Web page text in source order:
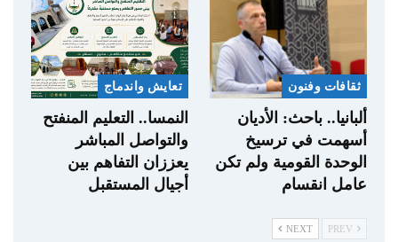
ثقافات وفنون
ألبانيا.. باحث: الأديان
أسهمت في ترسيخ
الوحدة القومية ولم تكن
عامل انقسام
تعايش واندماج
النمسا.. التعليم المنفتح
والتواصل المباشر
يعززان التفاهم بين
أجيال المستقبل
NEXT